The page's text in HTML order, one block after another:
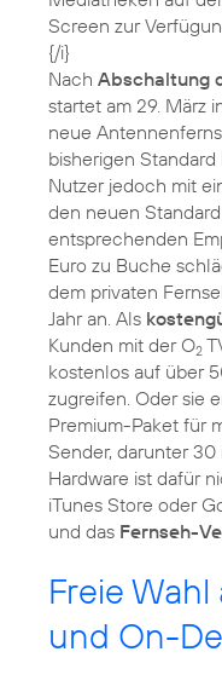
Screen zur
{/i}
Nach Abschaltung
startet am 29. März
neue
bisherigen
Nutzer jedoch mit
den neuen
entsprechenden
Euro zu Buche
dem privaten
Jahr an. Als
Kunden mit der O2
kostenlos auf über
zugreifen. Oder sie
Premium-Paket für
Sender, darunter 30
Hardware ist dafür
iTunes Store oder
und das Fernseh-
Freie
und On-